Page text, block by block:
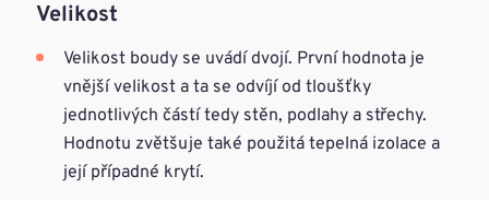
Velikost
Velikost boudy se uvádí dvojí. První hodnota je
vnější velikost a ta se odvíjí od tloušťky
jednotlivých částí tedy stěn, podlahy a střechy.
Hodnotu zvětšuje také použitá tepelná izolace a
její případné krytí.